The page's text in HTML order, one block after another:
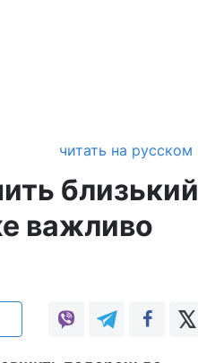
читать на русском
близький
важливо